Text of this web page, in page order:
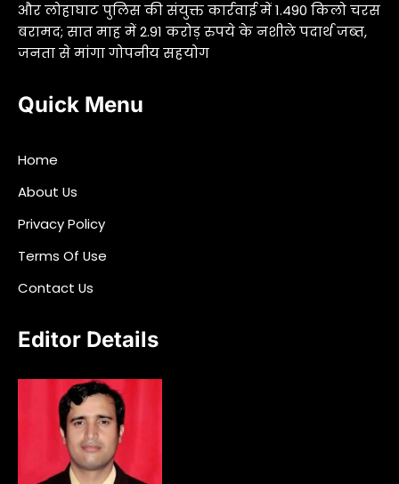
और लोहाघाट पुलिस की संयुक्त कार्रवाई में 1.490 किलो चरस
बरामद; सात माह में 2.91 करोड़ रुपये के नशीले पदार्थ जब्त,
जनता से मांगा गोपनीय सहयोग
Quick Menu
Home
About Us
Privacy Policy
Terms Of Use
Contact Us
Editor Details